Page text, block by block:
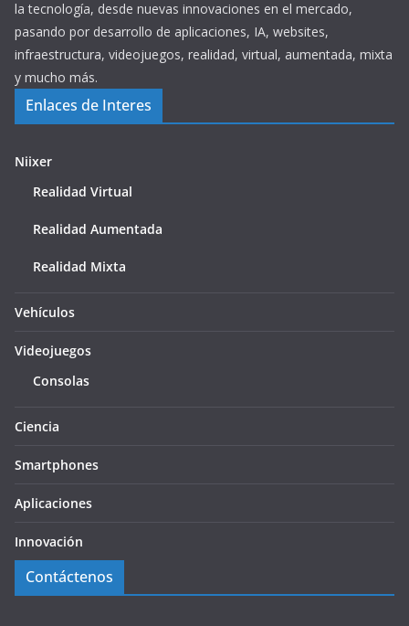
la tecnología, desde nuevas innovaciones en el mercado,
pasando por desarrollo de aplicaciones, IA, websites,
infraestructura, videojuegos, realidad, virtual, aumentada, mixta
y mucho más.
Enlaces de Interes
Niixer
Realidad Virtual
Realidad Aumentada
Realidad Mixta
Vehículos
Videojuegos
Consolas
Ciencia
Smartphones
Aplicaciones
Innovación
Contáctenos